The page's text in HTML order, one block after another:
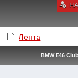
Лента
BMW E46